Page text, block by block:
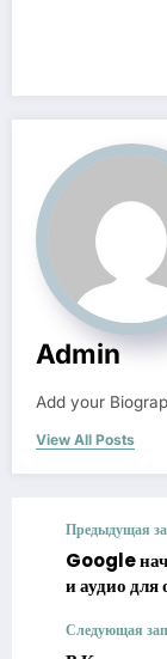
Admin
Add your
View All Posts
Предыдущая
Google
и аудио
Следующая